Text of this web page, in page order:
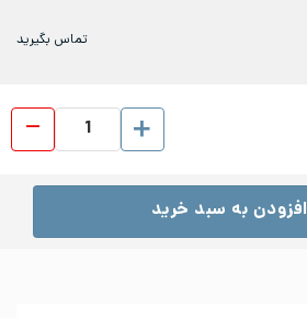
تماس بگیرید
افزودن به سبد خرید